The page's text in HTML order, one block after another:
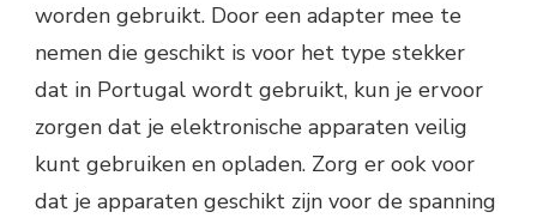
worden gebruikt. Door een adapter mee te
nemen die geschikt is voor het type stekker
dat in Portugal wordt gebruikt, kun je ervoor
zorgen dat je elektronische apparaten veilig
kunt gebruiken en opladen. Zorg er ook voor
dat je apparaten geschikt zijn voor de spanning